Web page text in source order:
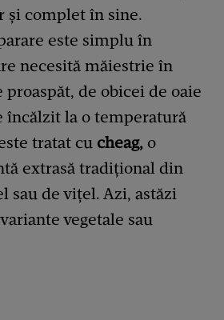
și complet în sine.
este simplu în
necesită măiestrie în
de obicei de oaie
încălzit la o temperatură
tratat cu cheag, o
extrasă tradițional din
sau de vițel. Azi, astăzi
vegetale sau